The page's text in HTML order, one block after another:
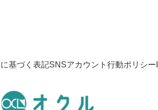
基づく表記SNSアカウント行動ポリシー